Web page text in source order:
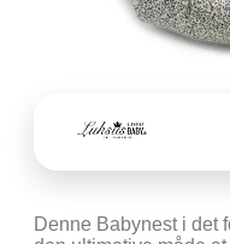
Denne Babynest i det